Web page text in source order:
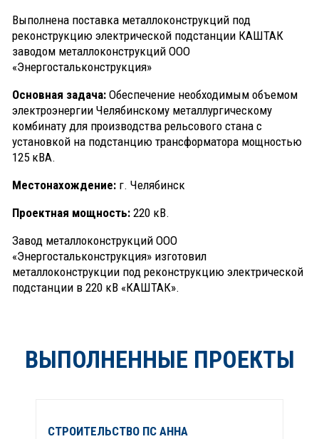
Выполнена поставка металлоконструкций под
реконструкцию электрической подстанции КАШТАК
заводом металлоконструкций ООО
«Энергостальконструкция»
Основная задача: Обеспечение необходимым объемом
электроэнергии Челябинскому металлургическому
комбинату для производства рельсового стана с
установкой на подстанцию трансформатора мощностью
125 кВА.
Местонахождение: г. Челябинск
Проектная мощность: 220 кВ.
Завод металлоконструкций ООО
«Энергостальконструкция» изготовил
металлоконструкции под реконструкцию электрической
подстанции в 220 кВ «КАШТАК».
ВЫПОЛНЕННЫЕ ПРОЕКТЫ
СТРОИТЕЛЬСТВО ПС АННА